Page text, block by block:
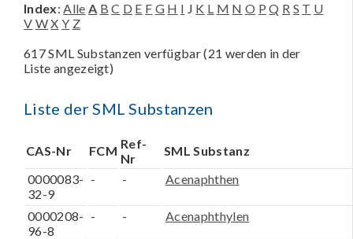
Index:Alle A B C D E F G H I J K L M N O P Q R S T U
V WX Y Z
617 SML Substanzen verfügbar (21 werden in der
Liste angezeigt)
Liste der SML Substanzen
CAS-Nr FCM Ref-
Nr
SML Substanz
0000083-
32-9
- - Acenaphthen
0000208-
96-8
- - Acenaphthylen